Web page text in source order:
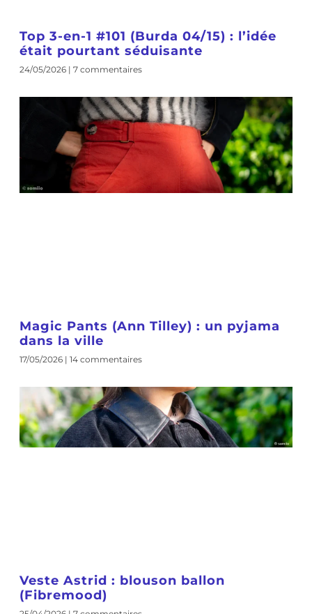
Top 3-en-1 #101 (Burda 04/15) : l’idée
était pourtant séduisante
24/05/2026 7 commentaires
Magic Pants (Ann Tilley) : un pyjama
dans la ville
17/05/2026 14 commentaires
Veste Astrid : blouson ballon
(Fibremood)